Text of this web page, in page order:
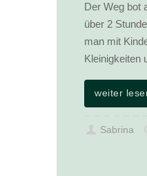
Der Weg bot
über 2
man mit
Kleinigkeiten
weiter
Sabrina